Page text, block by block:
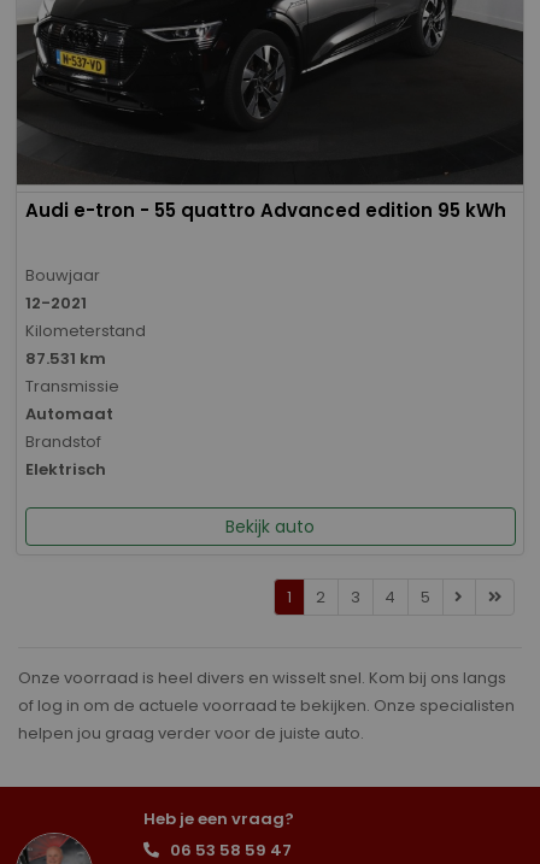
Audi e-tron - 55 quattro Advanced edition 95 kWh
Bouwjaar
12-2021
Kilometerstand
87.531 km
Transmissie
Automaat
Brandstof
Elektrisch
Bekijk auto
1 2 3 4 5
Onze voorraad is heel divers en wisselt snel. Kom bij ons langs
of log in om de actuele voorraad te bekijken. Onze specialisten
helpen jou graag verder voor de juiste auto.
Heb je een vraag?
06 53 58 59 47